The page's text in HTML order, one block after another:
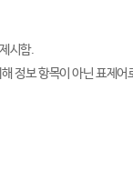
시함.
정보 항목이 아닌 표제